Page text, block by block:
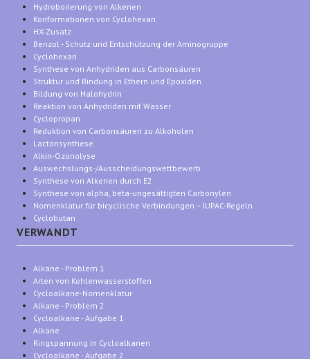
Hydroborierung von Alkenen
Konformationen von Cyclohexan
HX-Zusatz
Benzol - Schutz und Entschützung der Aminogruppe
Cyclohexan
Synthese von Anhydriden aus Carbonsäuren
Struktur und Bindung in Ethern und Epoxiden
Bildung von Halohydrin
Reaktion von Anhydriden mit Wasser
Cyclopropan
Reduktion von Carbonsäuren zu Alkoholen
Lactonsynthese
Alkin-Ozonolyse
Auswechslungs-/Ausscheidungswettbewerb
Synthese von Alkenen durch E2
Synthese von alpha, beta-ungesättigten Carbonylen
Nomenklatur für bicyclische Verbindungen – IUPAC-Regeln
Cyclobutan
VERWANDT
Alkane - Problem 1
Arten von Kohlenwasserstoffen
Cycloalkane-Nomenklatur
Alkane - Problem 2
Cycloalkane - Aufgabe 1
Alkane
Ringspannung in Cycloalkanen
Cycloalkane - Aufgabe 2